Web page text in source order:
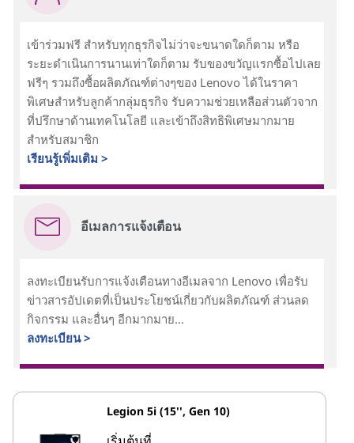
เข้าร่วมฟรี สำหรับทุกธุรกิจไม่ว่าจะขนาดใดก็ตาม หรือ
ระยะดำเนินการนานเท่าใดก็ตาม รับของขวัญแรกซื้อไปเลย
ฟรีๆ รวมถึงซื้อผลิตภัณฑ์ต่างๆของ Lenovo ได้ในราคา
พิเศษสำหรับลูกค้ากลุ่มธุรกิจ รับความช่วยเหลือส่วนตัวจาก
ที่ปรึกษาด้านเทคโนโลยี และเข้าถึงสิทธิพิเศษมากมาย
สำหรับสมาชิก
เรียนรู้เพิ่มเติม >
อีเมลการแจ้งเตือน
ลงทะเบียนรับการแจ้งเตือนทางอีเมลจาก Lenovo เพื่อรับ
ข่าวสารอัปเดตที่เป็นประโยชน์เกี่ยวกับผลิตภัณฑ์ ส่วนลด
กิจกรรม และอื่นๆ อีกมากมาย...
ลงทะเบียน >
Legion 5i (15'', Gen 10)